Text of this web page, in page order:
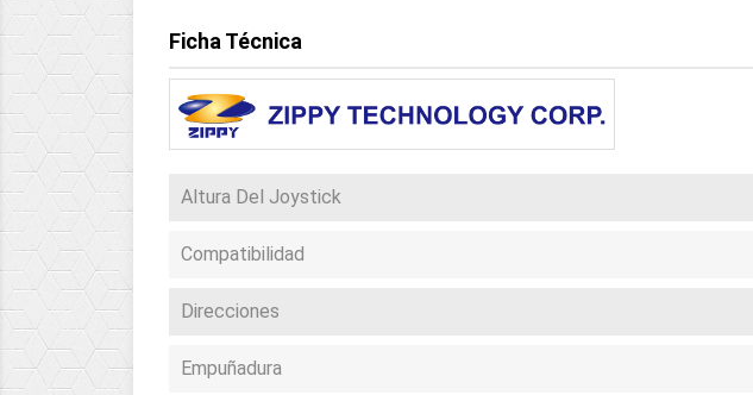
Ficha Técnica
Altura Del Joystick
Compatibilidad
Direcciones
Empuñadura